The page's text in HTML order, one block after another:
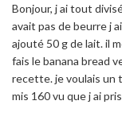
Bonjour, j ai tout
avait pas de beurre j
ajouté 50 g de lait. il
fais le banana bread
recette. je voulais un
mis 160 vu que j ai